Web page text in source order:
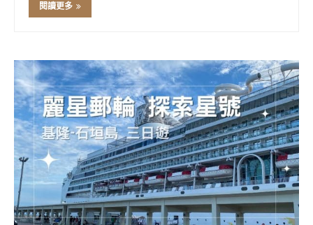
園，都能在這篇一次看懂！ ★想在萬聖節真的「下水」？
閱讀更多